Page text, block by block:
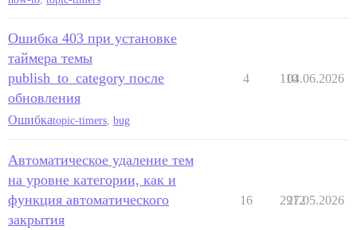
Ошибка 403 при установке
таймера темы
publish_to_category после
обновления
Ошибкаtopic-timers bug
4 110
04.06.2026
Автоматическое удаление тем
на уровне категории, как и
функция автоматического
закрытия
16 2912
27.05.2026